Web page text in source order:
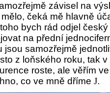
závisel na
čeká mě hlavně
bych rád odjel
na přední
samozřejmě
z loňského roku, tak
roste, ale věřím
co ve mně dříme J.